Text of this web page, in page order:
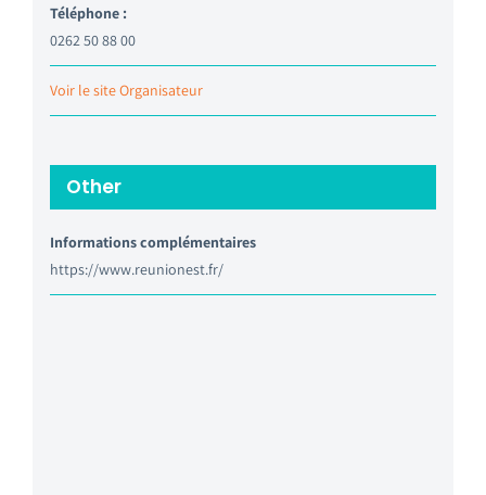
Téléphone :
0262 50 88 00
Voir le site Organisateur
Other
Informations complémentaires
https://www.reunionest.fr/